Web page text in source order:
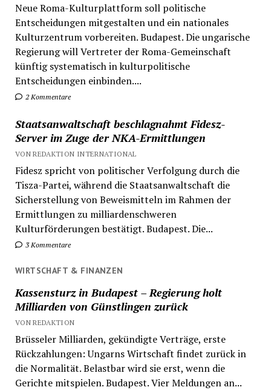
Neue Roma-Kulturplattform soll politische
Entscheidungen mitgestalten und ein nationales
Kulturzentrum vorbereiten. Budapest. Die ungarische
Regierung will Vertreter der Roma-Gemeinschaft
künftig systematisch in kulturpolitische
Entscheidungen einbinden....
2 Kommentare
Staatsanwaltschaft beschlagnahmt Fidesz-
Server im Zuge der NKA-Ermittlungen
VON REDAKTION INTERNATIONAL
Fidesz spricht von politischer Verfolgung durch die
Tisza-Partei, während die Staatsanwaltschaft die
Sicherstellung von Beweismitteln im Rahmen der
Ermittlungen zu milliardenschweren
Kulturförderungen bestätigt. Budapest. Die...
3 Kommentare
WIRTSCHAFT & FINANZEN
Kassensturz in Budapest – Regierung holt
Milliarden von Günstlingen zurück
VON REDAKTION
Brüsseler Milliarden, gekündigte Verträge, erste
Rückzahlungen: Ungarns Wirtschaft findet zurück in
die Normalität. Belastbar wird sie erst, wenn die
Gerichte mitspielen. Budapest. Vier Meldungen an...